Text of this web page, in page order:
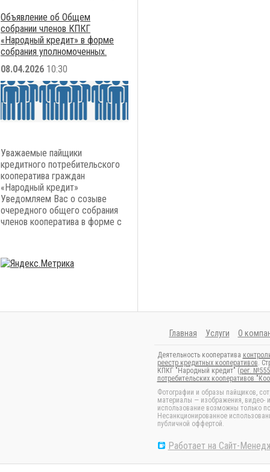
Объявление об Общем
собрании членов КПКГ
«Народный кредит» в форме
собрания уполномоченных.
08.04.2026 10:30
Уважаемые пайщики
кредитного потребительского
кооператива граждан
«Народный кредит»
Уведомляем Вас о созыве
очередного общего собрания
членов кооператива в форме с
Главная Услуги О
Деятельность кооператива
реестр кредитных кооперативов.
КПКГ "Народный кредит" (рег.
потребительских кооперативов
Фотографии и образы пайщиков,
материалы — изображения, видео-
использование возможны только
Несанкционированное
публичной оффертой.
Работает на Сайт-